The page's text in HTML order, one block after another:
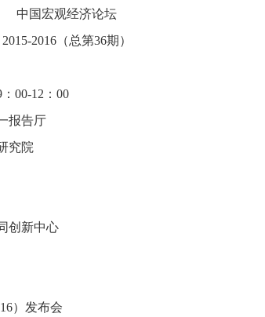
中国宏观经济论坛
2015-2016（总第36期）
00-12：00
报告厅
究院
创新中心
）发布会